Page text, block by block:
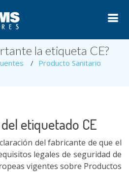
la etiqueta CE?
Producto Sanitario
etiquetado CE
del fabricante de que el
legales de seguridad de
vigentes sobre Productos